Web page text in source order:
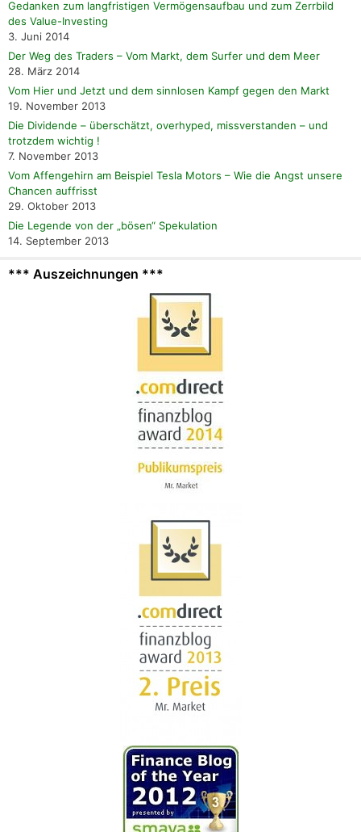
Gedanken zum langfristigen Vermögensaufbau und zum Zerrbild
des Value-Investing
3. Juni 2014
Der Weg des Traders – Vom Markt, dem Surfer und dem Meer
28. März 2014
Vom Hier und Jetzt und dem sinnlosen Kampf gegen den Markt
19. November 2013
Die Dividende – überschätzt, overhyped, missverstanden – und
trotzdem wichtig !
7. November 2013
Vom Affengehirn am Beispiel Tesla Motors – Wie die Angst unsere
Chancen auffrisst
29. Oktober 2013
Die Legende von der „bösen“ Spekulation
14. September 2013
*** Auszeichnungen ***